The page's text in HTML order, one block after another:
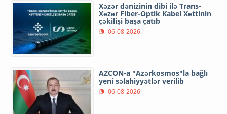
Xəzər dənizinin dibi ilə Trans-
Xəzər Fiber-Optik Kabel Xəttinin
çəkilişi başa çatıb
06-08-2026
AZCON-a "Azərkosmos"la bağlı
yeni səlahiyyətlər verilib
06-08-2026